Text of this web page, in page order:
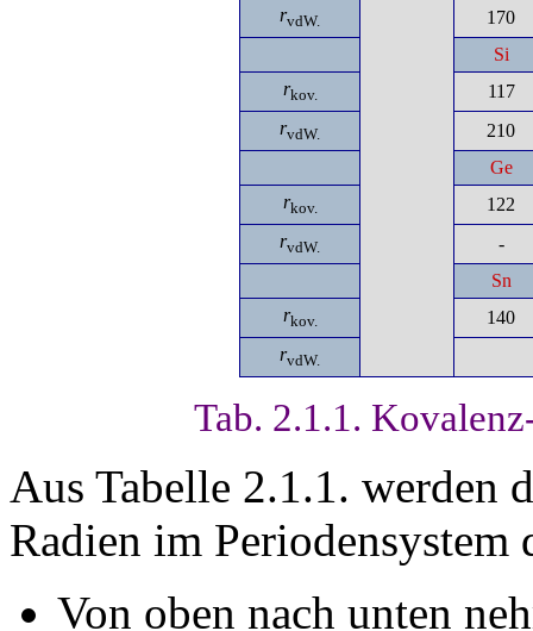
rvdW.
170
Si
rkov.
117
rvdW.
210
Ge
rkov.
122
rvdW.
-
Sn
rkov.
140
rvdW.
Tab. 2.1.1.
Aus Tabelle 2.1.1. werden
Radien im Periodensystem
Von oben nach unten